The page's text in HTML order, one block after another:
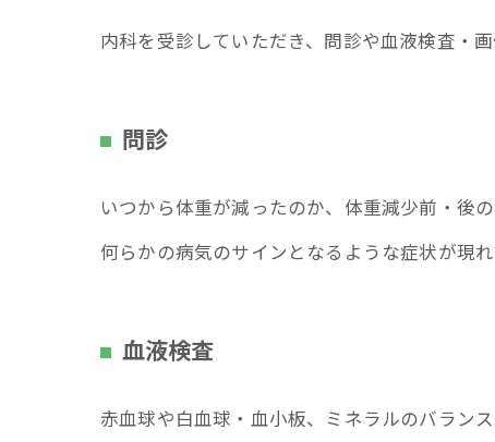
内科を受診していただき、問診や血液検査・
問診
いつから体重が減ったのか、体重減少前・後
何らかの病気のサインとなるような症状が現
血液検査
赤血球や白血球・血小板、ミネラルのバラン